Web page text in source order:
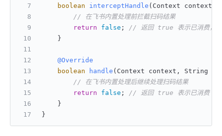
boolean
interceptHandle (Context
// 在飞书内置处理前拦截扫码结果
return
false ; // 返回 true 表示已消费，飞
    }
@Override
boolean
handle (Context context, String
// 在飞书内置处理后继续处理扫码结果
return
false ; // 返回 true 表示已消费
    }
}